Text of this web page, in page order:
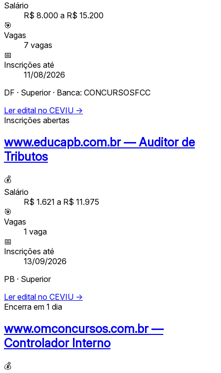
Salário
R$ 8.000 a R$ 15.200
🎯
Vagas
7 vagas
📅
Inscrições até
11/08/2026
DF · Superior · Banca: CONCURSOSFCC
Ler edital no CEVIU →
Inscrições abertas
www.educapb.com.br — Auditor de
Tributos
💰
Salário
R$ 1.621 a R$ 11.975
🎯
Vagas
1 vaga
📅
Inscrições até
13/09/2026
PB · Superior
Ler edital no CEVIU →
Encerra em 1 dia
www.omconcursos.com.br —
Controlador Interno
💰